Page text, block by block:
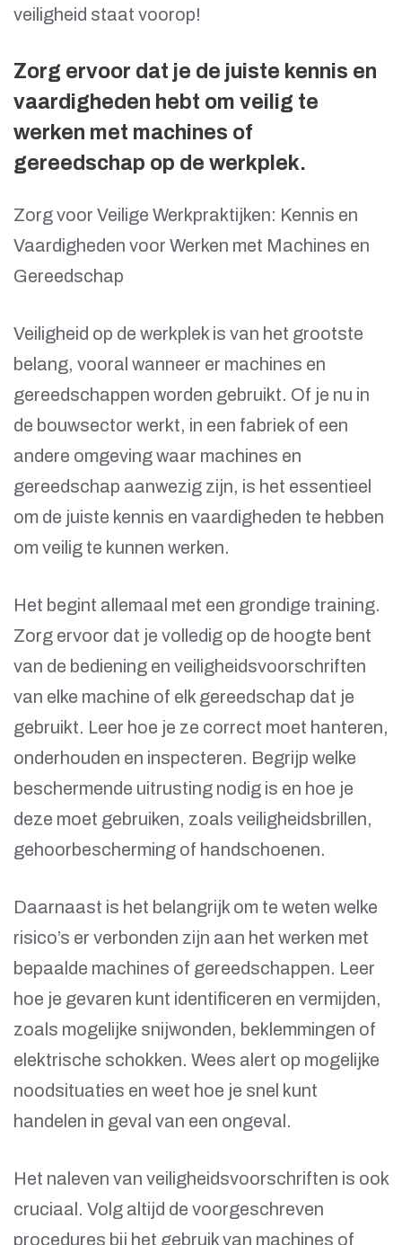
veiligheid staat voorop!
Zorg ervoor dat je de juiste kennis en
vaardigheden hebt om veilig te
werken met machines of
gereedschap op de werkplek.
Zorg voor Veilige Werkpraktijken: Kennis en
Vaardigheden voor Werken met Machines en
Gereedschap
Veiligheid op de werkplek is van het grootste
belang, vooral wanneer er machines en
gereedschappen worden gebruikt. Of je nu in
de bouwsector werkt, in een fabriek of een
andere omgeving waar machines en
gereedschap aanwezig zijn, is het essentieel
om de juiste kennis en vaardigheden te hebben
om veilig te kunnen werken.
Het begint allemaal met een grondige training.
Zorg ervoor dat je volledig op de hoogte bent
van de bediening en veiligheidsvoorschriften
van elke machine of elk gereedschap dat je
gebruikt. Leer hoe je ze correct moet hanteren,
onderhouden en inspecteren. Begrijp welke
beschermende uitrusting nodig is en hoe je
deze moet gebruiken, zoals veiligheidsbrillen,
gehoorbescherming of handschoenen.
Daarnaast is het belangrijk om te weten welke
risico’s er verbonden zijn aan het werken met
bepaalde machines of gereedschappen. Leer
hoe je gevaren kunt identificeren en vermijden,
zoals mogelijke snijwonden, beklemmingen of
elektrische schokken. Wees alert op mogelijke
noodsituaties en weet hoe je snel kunt
handelen in geval van een ongeval.
Het naleven van veiligheidsvoorschriften is ook
cruciaal. Volg altijd de voorgeschreven
procedures bij het gebruik van machines of